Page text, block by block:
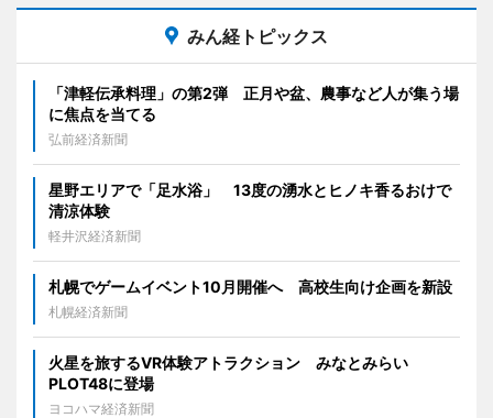
みん経トピックス
「津軽伝承料理」の第2弾 正月や盆、農事など人が集う場
に焦点を当てる
弘前経済新聞
星野エリアで「足水浴」 13度の湧水とヒノキ香るおけで
清涼体験
軽井沢経済新聞
札幌でゲームイベント10月開催へ 高校生向け企画を新設
札幌経済新聞
火星を旅するVR体験アトラクション みなとみらい
PLOT48に登場
ヨコハマ経済新聞